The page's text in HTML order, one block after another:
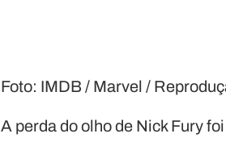
Foto: IMDB / Marvel /
A perda do olho de Nick Fury